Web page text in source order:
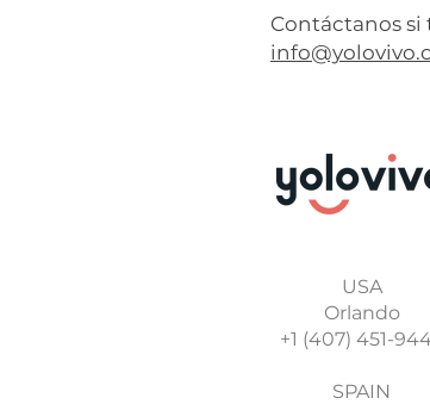
Contáctanos si
USA
Orlando
+1 (407) 451-
SPAIN